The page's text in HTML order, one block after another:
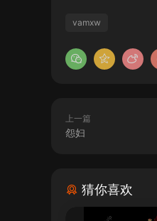
vamxw
上一篇
怨妇
猜你喜欢